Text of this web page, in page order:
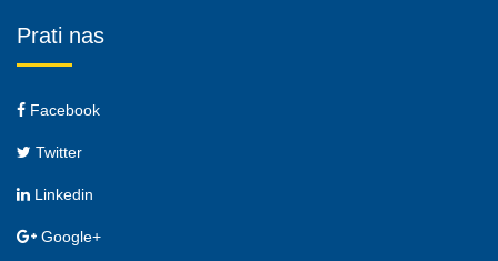
Prati nas
Facebook
Twitter
Linkedin
Google+